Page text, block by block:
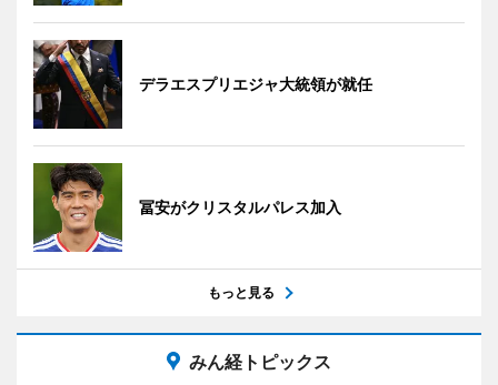
デラエスプリエジャ大統領が就任
冨安がクリスタルパレス加入
もっと見る
みん経トピックス